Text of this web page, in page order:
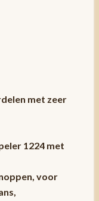
met zeer
1224 met
voor